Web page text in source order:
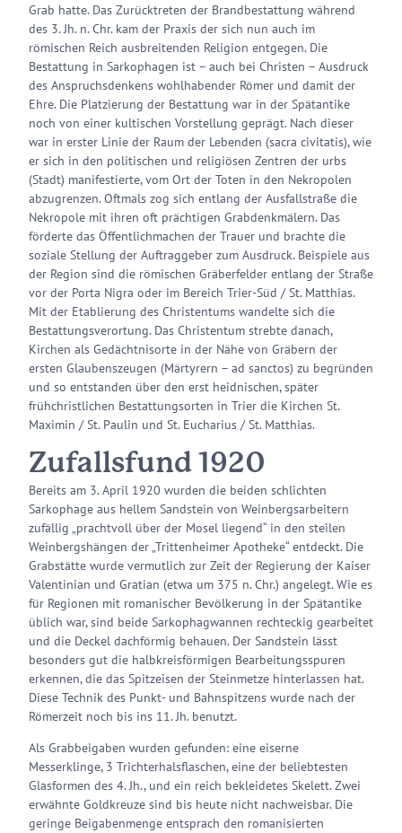
Grab hatte. Das Zurücktreten der Brandbestattung während
des 3. Jh. n. Chr. kam der Praxis der sich nun auch im
römischen Reich ausbreitenden Religion entgegen. Die
Bestattung in Sarkophagen ist – auch bei Christen – Ausdruck
des Anspruchsdenkens wohlhabender Römer und damit der
Ehre. Die Platzierung der Bestattung war in der Spätantike
noch von einer kultischen Vorstellung geprägt. Nach dieser
war in erster Linie der Raum der Lebenden (sacra civitatis), wie
er sich in den politischen und religiösen Zentren der urbs
(Stadt) manifestierte, vom Ort der Toten in den Nekropolen
abzugrenzen. Oftmals zog sich entlang der Ausfallstraße die
Nekropole mit ihren oft prächtigen Grabdenkmälern. Das
förderte das Öffentlichmachen der Trauer und brachte die
soziale Stellung der Auftraggeber zum Ausdruck. Beispiele aus
der Region sind die römischen Gräberfelder entlang der Straße
vor der Porta Nigra oder im Bereich Trier-Süd / St. Matthias.
Mit der Etablierung des Christentums wandelte sich die
Bestattungsverortung. Das Christentum strebte danach,
Kirchen als Gedächtnisorte in der Nähe von Gräbern der
ersten Glaubenszeugen (Märtyrern – ad sanctos) zu begründen
und so entstanden über den erst heidnischen, später
frühchristlichen Bestattungsorten in Trier die Kirchen St.
Maximin / St. Paulin und St. Eucharius / St. Matthias.
Zufallsfund 1920
Bereits am 3. April 1920 wurden die beiden schlichten
Sarkophage aus hellem Sandstein von Weinbergsarbeitern
zufällig „prachtvoll über der Mosel liegend“ in den steilen
Weinbergshängen der „Trittenheimer Apotheke“ entdeckt. Die
Grabstätte wurde vermutlich zur Zeit der Regierung der Kaiser
Valentinian und Gratian (etwa um 375 n. Chr.) angelegt. Wie es
für Regionen mit romanischer Bevölkerung in der Spätantike
üblich war, sind beide Sarkophagwannen rechteckig gearbeitet
und die Deckel dachförmig behauen. Der Sandstein lässt
besonders gut die halbkreisförmigen Bearbeitungsspuren
erkennen, die das Spitzeisen der Steinmetze hinterlassen hat.
Diese Technik des Punkt- und Bahnspitzens wurde nach der
Römerzeit noch bis ins 11. Jh. benutzt.
Als Grabbeigaben wurden gefunden: eine eiserne
Messerklinge, 3 Trichterhalsflaschen, eine der beliebtesten
Glasformen des 4. Jh., und ein reich bekleidetes Skelett. Zwei
erwähnte Goldkreuze sind bis heute nicht nachweisbar. Die
geringe Beigabenmenge entsprach den romanisierten